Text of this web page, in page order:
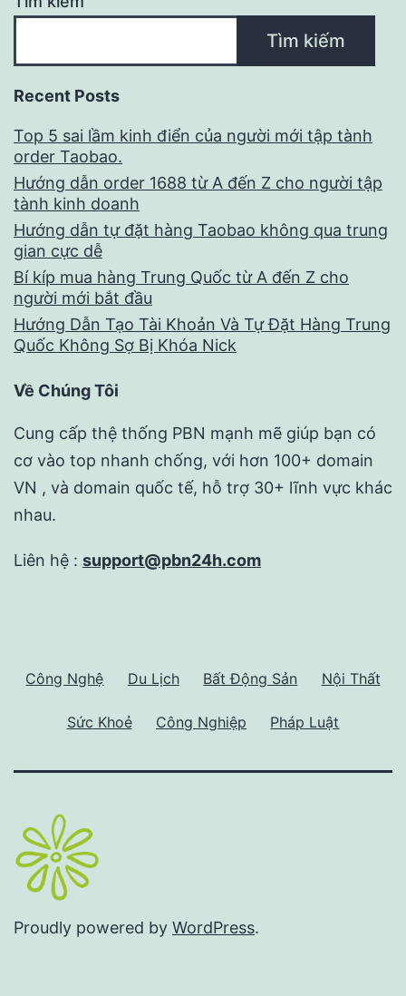
Tìm kiếm
Recent Posts
Top 5 sai lầm kinh điển của người mới tập tành
order Taobao.
Hướng dẫn order 1688 từ A đến Z cho người tập
tành kinh doanh
Hướng dẫn tự đặt hàng Taobao không qua trung
gian cực dễ
Bí kíp mua hàng Trung Quốc từ A đến Z cho
người mới bắt đầu
Hướng Dẫn Tạo Tài Khoản Và Tự Đặt Hàng Trung
Quốc Không Sợ Bị Khóa Nick
Về Chúng Tôi
Cung cấp thệ thống PBN mạnh mẽ giúp bạn có
cơ vào top nhanh chống, với hơn 100+ domain
VN , và domain quốc tế, hỗ trợ 30+ lĩnh vực khác
nhau.
Liên hệ : support@pbn24h.com
Công Nghệ Du Lịch Bất Động Sản Nội Thất
Sức Khoẻ Công Nghiệp Pháp Luật
Proudly powered by WordPress.